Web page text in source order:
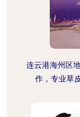
连云港海州区
作，专业草